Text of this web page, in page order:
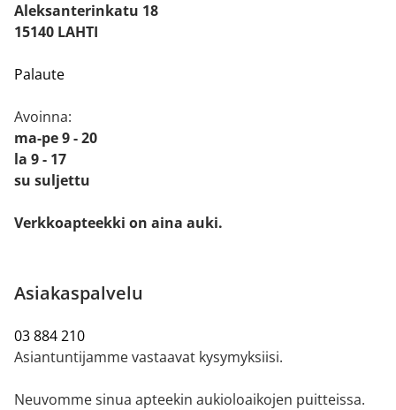
Aleksanterinkatu 18
15140 LAHTI
Palaute
Avoinna:
ma-pe 9 - 20
la 9 - 17
su suljettu
Verkkoapteekki on aina auki.
Asiakaspalvelu
03 884 210
Asiantuntijamme vastaavat kysymyksiisi.
Neuvomme sinua apteekin aukioloaikojen puitteissa.